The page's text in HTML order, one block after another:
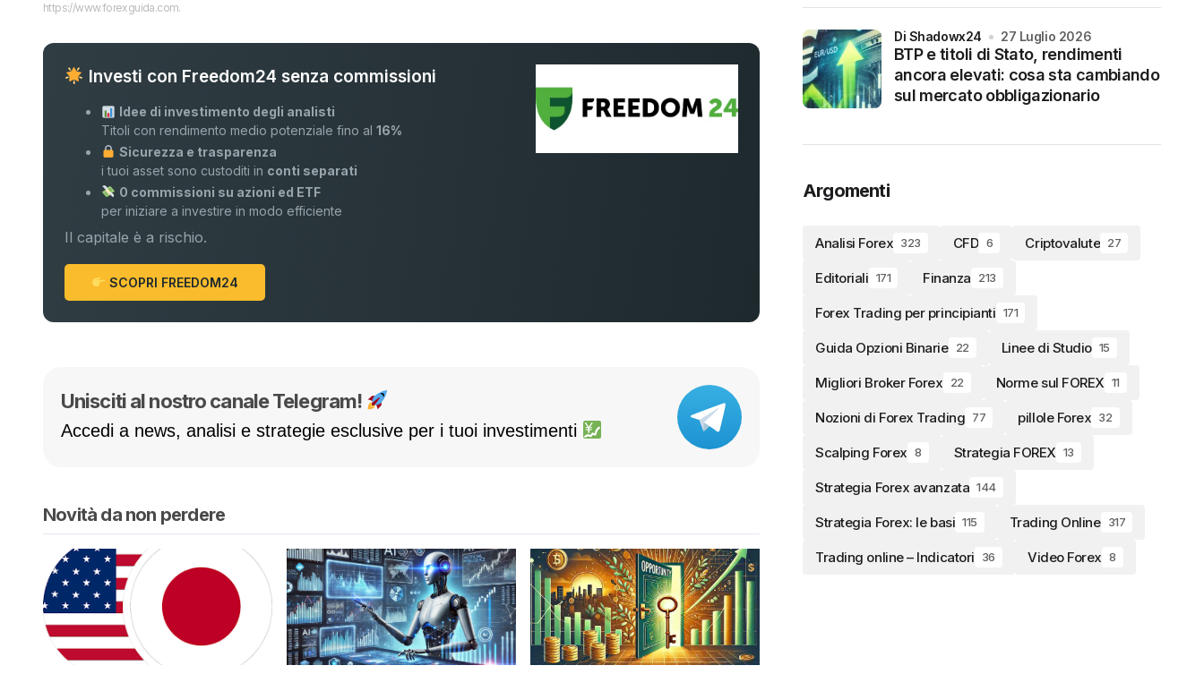
https://www.forexguida.com.
Investi con Freedom24 senza commissioni
Idee di investimento degli analisti
Titoli con rendimento medio potenziale fino al16%
Sicurezza e trasparenza
i tuoi asset sono custoditi in conti separati
0 commissioni su azioni ed ETF
per iniziare a investire in modo efficiente
Il capitale è a rischio.
SCOPRI FREEDOM24
Unisciti al nostro canale Telegram!
Accedi a news, analisi e strategie esclusive per i tuoi investimenti
Novità da non perdere
BTP e titoli di Stato, rendimenti
ancora elevati: cosa sta cambiando
sul mercato obbligazionario
di Shadowx24 27 Luglio 2026
Argomenti
Analisi Forex 323 CFD 6 Criptovalute 27
Editoriali 171 Finanza 213
Forex Trading per principianti 171
Guida Opzioni Binarie 22 Linee di Studio 15
Migliori Broker Forex 22 Norme sul FOREX 11
Nozioni di Forex Trading 77 pillole Forex 32
Scalping Forex 8 Strategia FOREX 13
Strategia Forex avanzata 144
Strategia Forex: le basi 115 Trading Online 317
Trading online – Indicatori 36 Video Forex 8